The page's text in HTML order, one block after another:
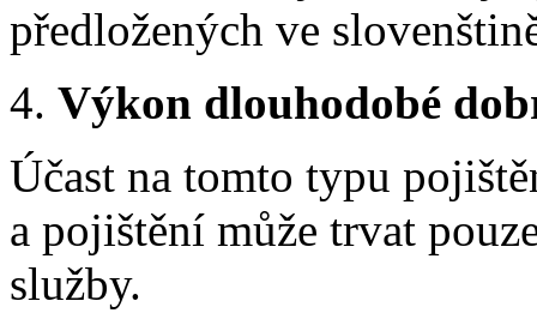
předložených ve
4. Výkon dlouhodobé
Účast na tomto typu
a pojištění může trvat
služby.